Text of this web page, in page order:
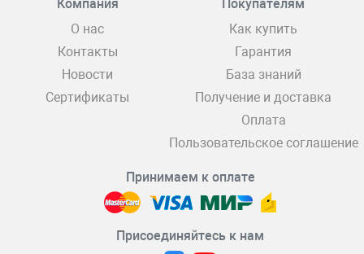
Компания
О нас
Контакты
Новости
Сертификаты
Покупателям
Как купить
Гарантия
База знаний
Получение и доставка
Оплата
Пользовательское соглашение
Принимаем к оплате
Присоединяйтесь к нам